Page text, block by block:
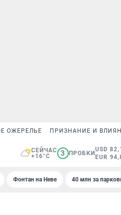
ОЖЕРЕЛЬЕ ПРИЗНАНИЕ И
СЕЙЧАС
+16°C
3 ПРОБКИ
USD
EUR
Фонтан на Неве 40 млн за